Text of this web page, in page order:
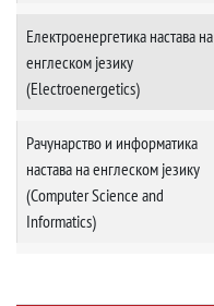
Електроенергетика настава на
енглеском језику
(Electroenergetics)
Рачунарство и информатика
настава на енглеском језику
(Computer Science and
Informatics)